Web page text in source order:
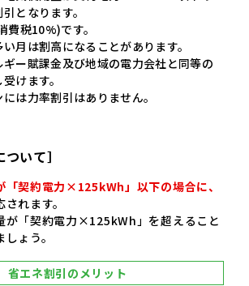
となります。
税10%)です。
月は割高になることがあります。
ー賦課金及び地域の電力会社と同等の
けます。
は力率割引はありません。
いて］
「契約電力×125kWh」以下の場合に、
れます。
が「契約電力×125kWh」を超えること
ょう。
省エネ割引のメリット